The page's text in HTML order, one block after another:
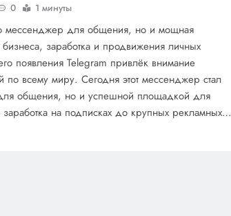
0 1 минуты
мессенджер для общения, но и мощная
заработка и продвижения личных
появления Telegram привлёк внимание
по всему миру. Сегодня этот мессенджер стал
для общения, но и успешной площадкой для
заработка на подписках до крупных рекламных…